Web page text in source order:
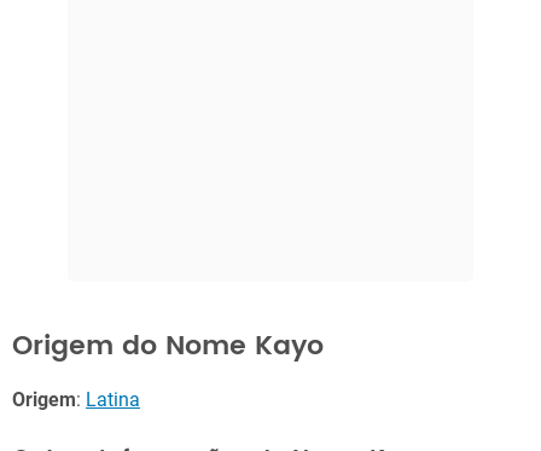
Origem do Nome Kayo
Origem: Latina